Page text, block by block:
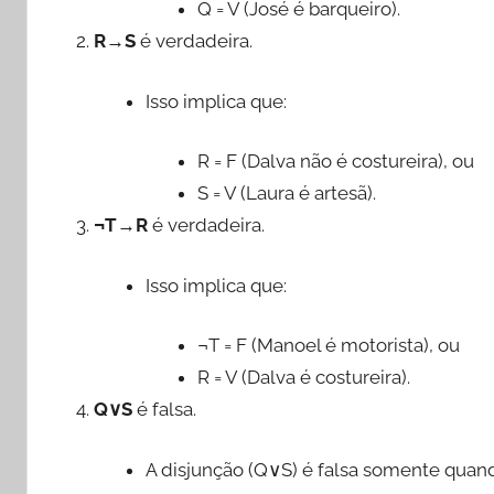
Q = V (José é barqueiro).
R→S é verdadeira.
Isso implica que:
R = F (Dalva não é costureira), ou
S = V (Laura é artesã).
¬T→R é verdadeira.
Isso implica que:
¬T = F (Manoel é motorista), ou
R = V (Dalva é costureira).
Q∨S é falsa.
A disjunção (Q∨S) é falsa somente